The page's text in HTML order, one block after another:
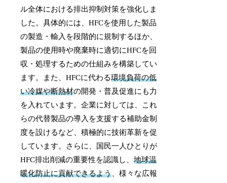
ル全体における排出抑制対策を強化しま
した。具体的には、HFCを使用した製品
の製造・輸入を段階的に規制するほか、
製品の使用時や廃棄時に適切にHFCを回
収・処理するための仕組みを構築してい
ます。また、HFCに代わる環境負荷の低
い冷媒や断熱材の開発・普及促進にも力
を入れています。企業に対しては、これ
らの代替製品の導入を支援する補助金制
度を設けるなど、積極的に技術革新を促
しています。さらに、国民一人ひとりが
HFC排出削減の重要性を認識し、地球温
暖化防止に貢献できるよう 、様々な広報